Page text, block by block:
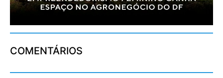
COMENTÁRIOS